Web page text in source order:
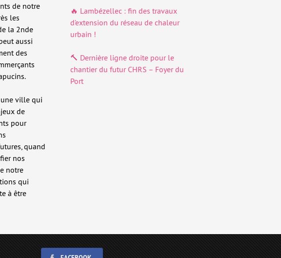
de notre
les
la 2nde
aussi
des
une ville qui
de
pour
quand
nos
notre
qui
à être
🔥 Lambézellec : fin des travaux
d’extension du réseau de chaleur
urbain !
🔨 Dernière ligne droite pour le
chantier du futur CHRS – Foyer du
Port